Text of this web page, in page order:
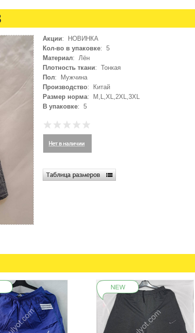
Акции: НОВИНКА
Кол-во в упаковке: 5
Материал: Лён
Плотность ткани: Тонкая
Пол: Мужчина
Производство: Китай
Размер норма: M,L,XL,2XL,3XL
В упаковке: 5